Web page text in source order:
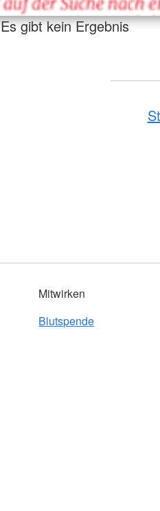
Es gibt kein Ergebnis
Mitwirken
Blutspende